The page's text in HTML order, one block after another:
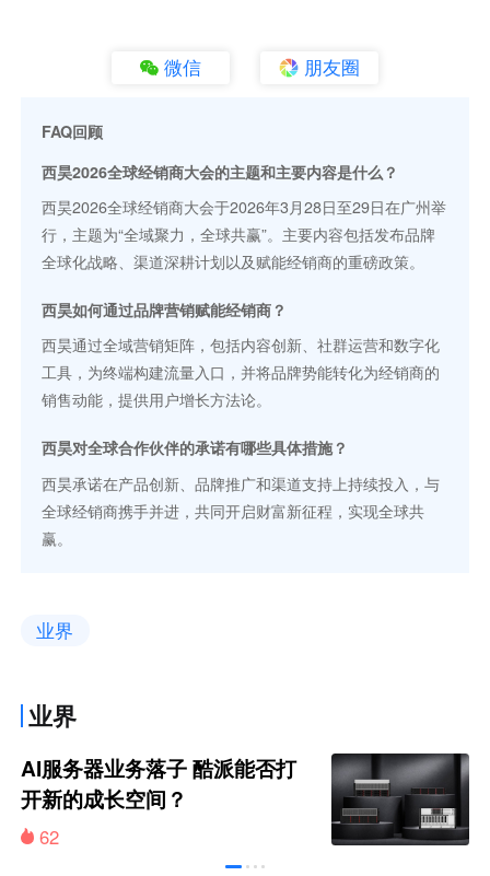
微信 朋友圈
FAQ回顾
西昊2026全球经销商大会的主题和主要内容是什么？
西昊2026全球经销商大会于2026年3月28日至29日在广州举
行，主题为“全域聚力，全球共赢”。主要内容包括发布品牌
全球化战略、渠道深耕计划以及赋能经销商的重磅政策。
西昊如何通过品牌营销赋能经销商？
西昊通过全域营销矩阵，包括内容创新、社群运营和数字化
工具，为终端构建流量入口，并将品牌势能转化为经销商的
销售动能，提供用户增长方法论。
西昊对全球合作伙伴的承诺有哪些具体措施？
西昊承诺在产品创新、品牌推广和渠道支持上持续投入，与
全球经销商携手并进，共同开启财富新征程，实现全球共
赢。
业界
业界
AI服务器业务落子 酷派能否打
开新的成长空间？
62